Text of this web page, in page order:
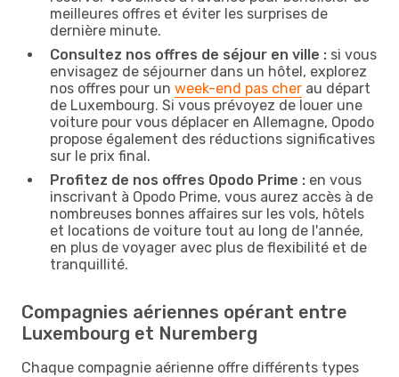
meilleures offres et éviter les surprises de
dernière minute.
Consultez nos offres de séjour en ville : si vous
envisagez de séjourner dans un hôtel, explorez
nos offres pour un week-end pas cher au départ
de Luxembourg. Si vous prévoyez de louer une
voiture pour vous déplacer en Allemagne, Opodo
propose également des réductions significatives
sur le prix final.
Profitez de nos offres Opodo Prime : en vous
inscrivant à Opodo Prime, vous aurez accès à de
nombreuses bonnes affaires sur les vols, hôtels
et locations de voiture tout au long de l'année,
en plus de voyager avec plus de flexibilité et de
tranquillité.
Compagnies aériennes opérant entre
Luxembourg et Nuremberg
Chaque compagnie aérienne offre différents types